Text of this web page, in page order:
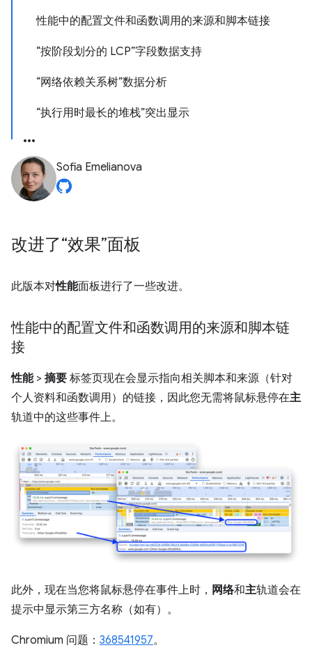
性能中的配置文件和函数调用的来源和脚本链接
“按阶段划分的 LCP”字段数据支持
“网络依赖关系树”数据分析
“执行用时最长的堆栈”突出显示
Sofia Emelianova
改进了“效果”面板
此版本对性能面板进行了一些改进。
性能中的配置文件和函数调用的来源和脚本链
接
性能> 摘要 标签页现在会显示指向相关脚本和来源（针对
个人资料和函数调用）的链接，因此您无需将鼠标悬停在主
轨道中的这些事件上。
此外，现在当您将鼠标悬停在事件上时， 网络和主轨道会在
提示中显示第三方名称（如有）。
Chromium 问题： 368541957。